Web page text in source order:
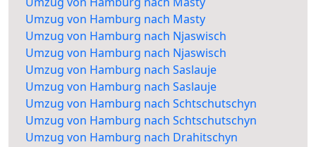
Umzug von Hamburg nach Masty
Umzug von Hamburg nach Njaswisch
Umzug von Hamburg nach Njaswisch
Umzug von Hamburg nach Saslauje
Umzug von Hamburg nach Saslauje
Umzug von Hamburg nach Schtschutschyn
Umzug von Hamburg nach Schtschutschyn
Umzug von Hamburg nach Drahitschyn